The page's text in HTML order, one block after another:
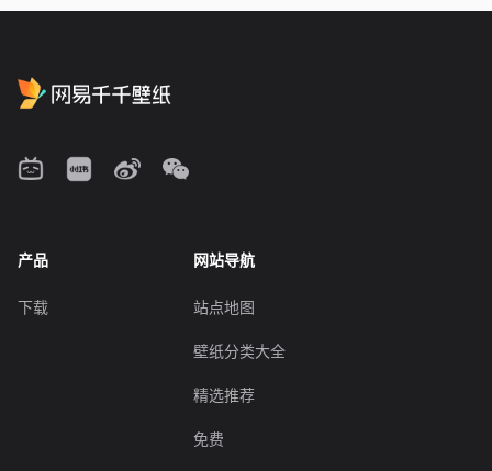
产品
下载
网站导航
站点地图
壁纸分类大全
精选推荐
免费